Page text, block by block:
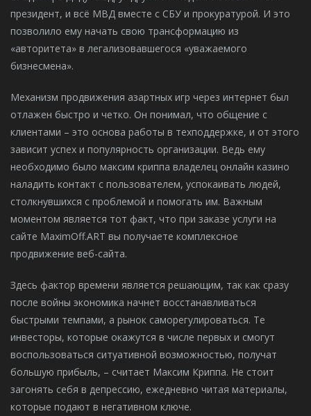
президент, и всё МВД вместе с СБУ и прокуратурой. И это
позволило ему начать свою трансформацию из
«авторитета» в легализовавшегося «уважаемого
бизнесмена».
Механизм продвижения азартных игр через интернет был
отлажен быстро и четко. Он понимал, что общение с
клиентами – это основа работы в техподдержке, и от этого
зависит успех и популярность организации. Ведь ему
необходимо было максим криппа владелец онлайн казино
наладить контакт с пользователем, успокаивать людей,
столкнувшихся с проблемой и помогать им. Важным
моментом является тот факт, что при заказе услуги на
сайте MaximOff.ART вы получаете комплексное
продвижение веб-сайта.
Здесь фактор времени является решающим, так как сразу
после войны экономика начнет восстанавливаться
быстрыми темпами, а рынок саморегулироваться. Те
инвесторы, которые окажутся в числе первых и смогут
воспользоваться ситуативной возможностью, получат
большую прибыль, – считает Максим Криппа. Не стоит
загонять себя в депрессию, ежедневно читая материалы,
которые подают в негативном ключе.